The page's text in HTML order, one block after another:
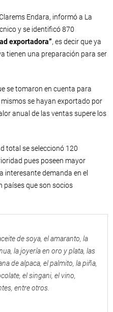
Endara, informó a La
y se identificó 870
exportadora”, es decir que ya
tienen una preparación para ser
se tomaron en cuenta para
se hayan exportado por
anual de las ventas supere los
total se seleccionó 120
pues poseen mayor
interesante demanda en el
países que son socios
de soya, el amaranto, la
la joyería en oro y plata, las
de alpaca, el palmito, la piña,
el singani, el vino,
entre otros.